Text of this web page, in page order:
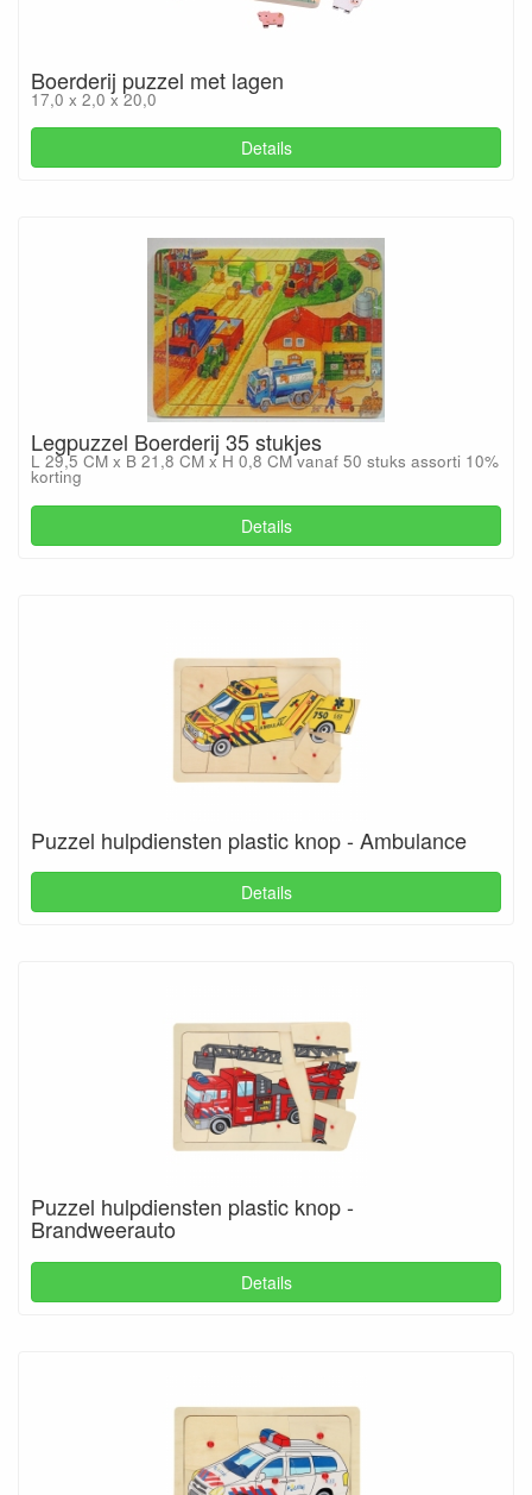
Boerderij puzzel met lagen
17,0 x 2,0 x 20,0
Details
Legpuzzel Boerderij 35 stukjes
L 29,5 CM x B 21,8 CM x H 0,8 CM vanaf 50 stuks assorti 10%
korting
Details
Puzzel hulpdiensten plastic knop - Ambulance
Details
Puzzel hulpdiensten plastic knop -
Brandweerauto
Details